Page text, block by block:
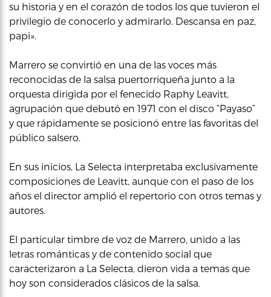
su historia y en el corazón de todos los que tuvieron el
privilegio de conocerlo y admirarlo. Descansa en paz,
papi».
Marrero se convirtió en una de las voces más
reconocidas de la salsa puertorriqueña junto a la
orquesta dirigida por el fenecido Raphy Leavitt,
agrupación que debutó en 1971 con el disco “Payaso”
y que rápidamente se posicionó entre las favoritas del
público salsero.
En sus inicios, La Selecta interpretaba exclusivamente
composiciones de Leavitt, aunque con el paso de los
años el director amplió el repertorio con otros temas y
autores.
El particular timbre de voz de Marrero, unido a las
letras románticas y de contenido social que
caracterizaron a La Selecta, dieron vida a temas que
hoy son considerados clásicos de la salsa.